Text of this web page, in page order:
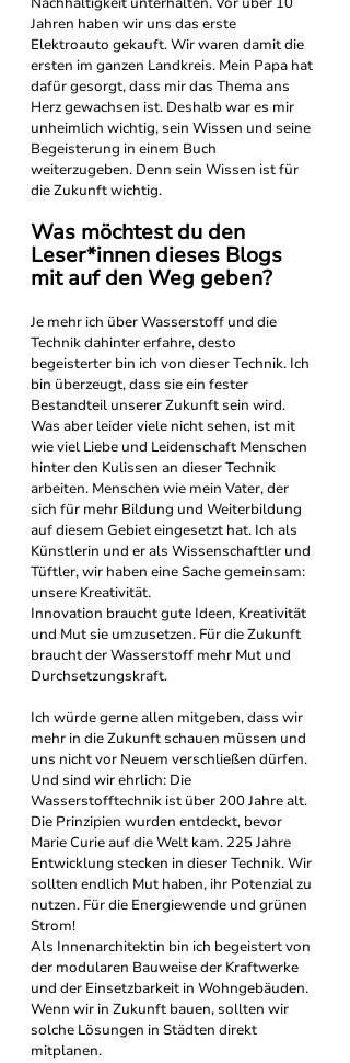
Jahren haben wir uns das erste
Elektroauto gekauft. Wir waren damit die
ersten im ganzen Landkreis. Mein Papa hat
dafür gesorgt, dass mir das Thema ans
Herz gewachsen ist. Deshalb war es mir
unheimlich wichtig, sein Wissen und seine
Begeisterung in einem Buch
weiterzugeben. Denn sein Wissen ist für
die Zukunft wichtig.
Was möchtest du den
Leser*innen dieses Blogs
mit auf den Weg geben?
Je mehr ich über Wasserstoff und die
Technik dahinter erfahre, desto
begeisterter bin ich von dieser Technik. Ich
bin überzeugt, dass sie ein fester
Bestandteil unserer Zukunft sein wird.
Was aber leider viele nicht sehen, ist mit
wie viel Liebe und Leidenschaft Menschen
hinter den Kulissen an dieser Technik
arbeiten. Menschen wie mein Vater, der
sich für mehr Bildung und Weiterbildung
auf diesem Gebiet eingesetzt hat. Ich als
Künstlerin und er als Wissenschaftler und
Tüftler, wir haben eine Sache gemeinsam:
unsere Kreativität.
Innovation braucht gute Ideen, Kreativität
und Mut sie umzusetzen. Für die Zukunft
braucht der Wasserstoff mehr Mut und
Durchsetzungskraft.
Ich würde gerne allen mitgeben, dass wir
mehr in die Zukunft schauen müssen und
uns nicht vor Neuem verschließen dürfen.
Und sind wir ehrlich: Die
Wasserstofftechnik ist über 200 Jahre alt.
Die Prinzipien wurden entdeckt, bevor
Marie Curie auf die Welt kam. 225 Jahre
Entwicklung stecken in dieser Technik. Wir
sollten endlich Mut haben, ihr Potenzial zu
nutzen. Für die Energiewende und grünen
Strom!
Als Innenarchitektin bin ich begeistert von
der modularen Bauweise der Kraftwerke
und der Einsetzbarkeit in Wohngebäuden.
Wenn wir in Zukunft bauen, sollten wir
solche Lösungen in Städten direkt
mitplanen.